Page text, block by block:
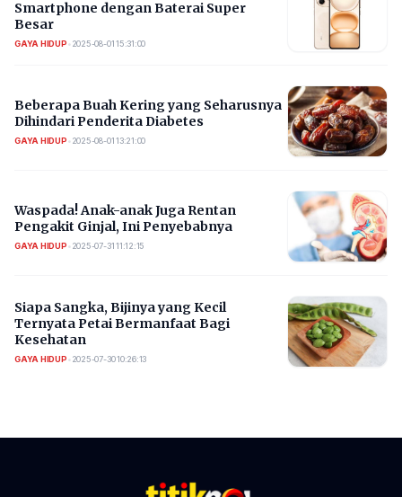
Smartphone dengan Baterai Super
Besar
GAYA HIDUP• 2025-08-01 15:31:00
Beberapa Buah Kering yang Seharusnya
Dihindari Penderita Diabetes
GAYA HIDUP• 2025-08-01 13:21:00
Waspada! Anak-anak Juga Rentan
Pengakit Ginjal, Ini Penyebabnya
GAYA HIDUP• 2025-07-31 11:12:15
Siapa Sangka, Bijinya yang Kecil
Ternyata Petai Bermanfaat Bagi
Kesehatan
GAYA HIDUP• 2025-07-30 10:26:13